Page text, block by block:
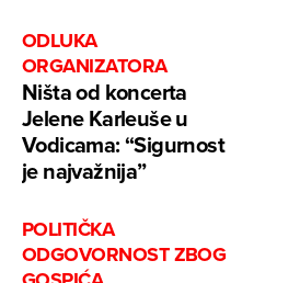
ODLUKA
ORGANIZATORA
Ništa od koncerta
Jelene Karleuše u
Vodicama: “Sigurnost
je najvažnija”
POLITIČKA
ODGOVORNOST ZBOG